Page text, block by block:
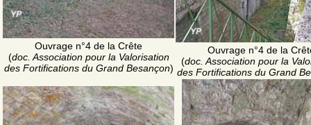
Ouvrage n°4 de la Crête
(doc. Association pour la Valorisation
des Fortifications du Grand Besançon)
Ouvrage n°4 de la
(doc. Association pour la
des Fortifications du Grand